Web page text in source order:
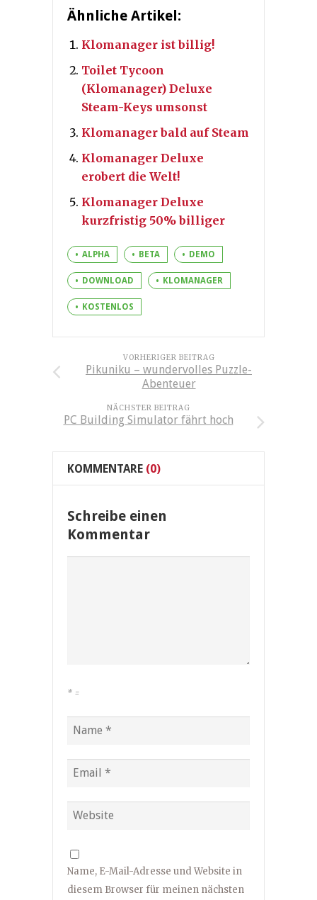
Ähnliche Artikel:
Klomanager ist billig!
Toilet Tycoon
(Klomanager) Deluxe
Steam-Keys umsonst
Klomanager bald auf Steam
Klomanager Deluxe
erobert die Welt!
Klomanager Deluxe
kurzfristig 50% billiger
ALPHA BETA DEMO
DOWNLOAD KLOMANAGER
KOSTENLOS
VORHERIGER BEITRAG
Pikuniku – wundervolles Puzzle-
Abenteuer
NÄCHSTER BEITRAG
PC Building Simulator fährt hoch
KOMMENTARE (0)
Schreibe einen
Kommentar
* =
Name, E-Mail-Adresse und Website in
diesem Browser für meinen nächsten